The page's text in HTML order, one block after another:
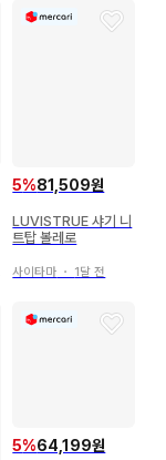
5%81,509원
LUVISTRUE 샤기 니
트탑 볼레로
사이타마 ・ 1달 전
5%64,199원